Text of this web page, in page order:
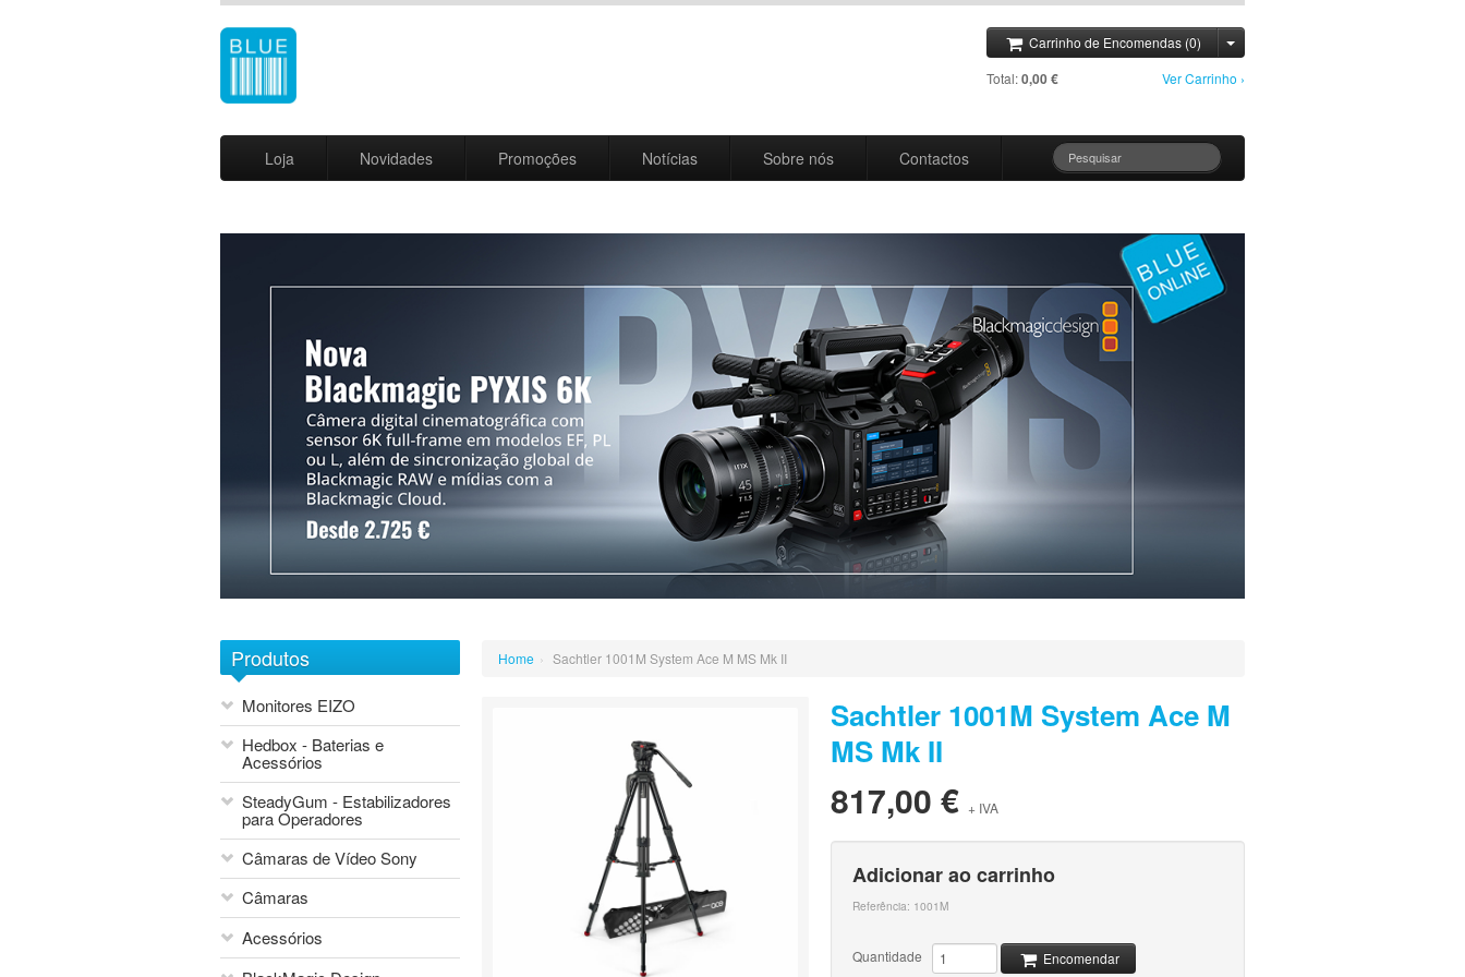
Carrinho de Encomendas (0)
Total:0,00 € Ver Carrinho ›
Loja Novidades Promoções Notícias Sobre nós Contactos
Produtos
Monitores EIZO
Hedbox - Baterias e
Acessórios
SteadyGum - Estabilizadores
para Operadores
Câmaras de Vídeo Sony
Câmaras
Blackmagic Design
Acessórios
Home › Sachtler 1001M System Ace M MS Mk II
Sachtler 1001M System Ace M
MS Mk II
817,00 € + IVA
Adicionar ao carrinho
Referência: 1001M
Quantidade Encomendar